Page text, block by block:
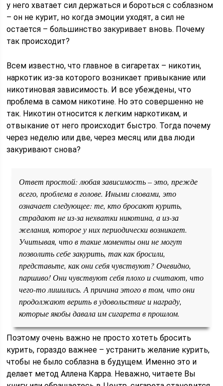
у него хватает сил держаться и бороться с соблазном
– он не курит, но когда эмоции уходят, а сил не
остается – большинство закуривает вновь. Почему
так происходит?
Всем известно, что главное в сигаретах – никотин,
наркотик из-за которого возникает привыкание или
никотиновая зависимость. И все убеждены, что
проблема в самом никотине. Но это совершенно не
так. Никотин относится к легким наркотикам, и
отвыкание от него происходит быстро. Тогда почему
через неделю или две, через месяц или два люди
закуривают снова?
Ответ простой: любая зависимость – это, прежде
всего, проблема в голове. Иными словами, это
означает следующее: те, кто бросают курить,
страдают не из-за нехватки никотина, а из-за
желания, которое у них периодически возникает.
Учитывая, что в такие моменты они не могут
позволить себе закурить, так как бросили,
представьте, как они себя чувствуют? Очевидно,
паршиво! Они чувствуют себя плохо и считают, что
чего-то лишились. А причина этого в том, что они
продолжают верить в удовольствие и награду,
которые якобы давала им сигарета в прошлом.
Поэтому очень важно не просто хотеть бросить
курить, гораздо важнее – устранить желание курить,
чтобы не было соблазна в будущем. Именно это и
делает метод Аллена Карра. Неважно, читаете Вы